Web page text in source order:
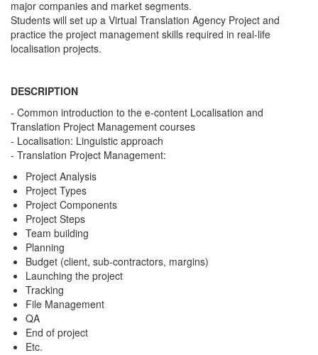
major companies and market segments.
Students will set up a Virtual Translation Agency Project and
practice the project management skills required in real-life
localisation projects.
DESCRIPTION
- Common introduction to the e-content Localisation and
Translation Project Management courses
- Localisation: Linguistic approach
- Translation Project Management:
Project Analysis
Project Types
Project Components
Project Steps
Team building
Planning
Budget (client, sub-contractors, margins)
Launching the project
Tracking
File Management
QA
End of project
Etc.